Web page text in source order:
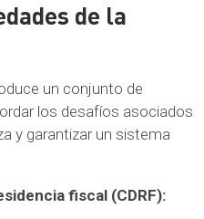
de la
un conjunto de
los desafíos asociados
y garantizar un sistema
fiscal (CDRF):